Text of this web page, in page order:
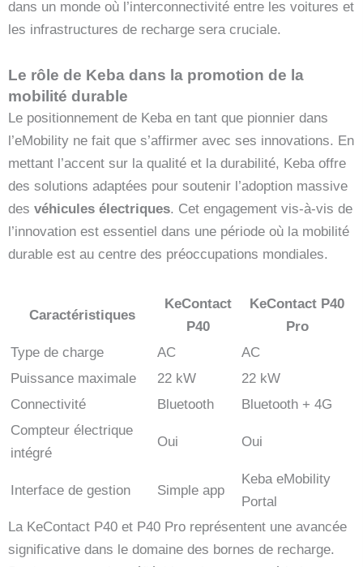
dans un monde où l’interconnectivité entre les voitures et
les infrastructures de recharge sera cruciale.
Le rôle de Keba dans la promotion de la
mobilité durable
Le positionnement de Keba en tant que pionnier dans
l’eMobility ne fait que s’affirmer avec ses innovations. En
mettant l’accent sur la qualité et la durabilité, Keba offre
des solutions adaptées pour soutenir l’adoption massive
des véhicules électriques. Cet engagement vis-à-vis de
l’innovation est essentiel dans une période où la mobilité
durable est au centre des préoccupations mondiales.
Caractéristiques
KeContact
P40
KeContact P40
Pro
Type de charge
AC
AC
Puissance maximale
22 kW
22 kW
Connectivité
Bluetooth
Bluetooth + 4G
Compteur électrique
intégré
Oui Oui
Interface de gestion Simple app
Keba eMobility
Portal
La KeContact P40 et P40 Pro représentent une avancée
significative dans le domaine des bornes de recharge.